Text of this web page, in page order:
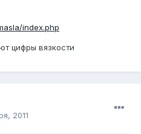
index.php
цифры вязкости
2011